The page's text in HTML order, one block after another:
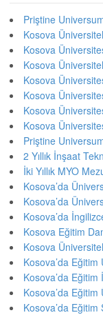
Priştine
Kosova
Kosova
Kosova
Kosova
Kosova
Kosova
Kosova
Priştine
2 Yıllık İnşaat
İki Yıllık MYO
Kosova’da
Kosova’da
Kosova’da
Kosova Eğitim
Kosova
Kosova’da
Kosova’da
Kosova’da Eğitim
Kosova’da Eğitim